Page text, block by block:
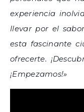
experiencia
llevar por el
esta fascinante
ofrecerte.
¡Empezamos!»